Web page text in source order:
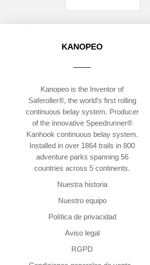
KANOPEO
Kanopeo is the Inventor of
Saferoller®, the world’s first rolling
continuous belay system. Producer
of the innovative Speedrunner®
Kanhook continuous belay system.
Installed in over 1864 trails in 800
adventure parks spanning 56
countries across 5 continents.
Nuestra historia
Nuestro equipo
Política de privacidad
Aviso legal
RGPD